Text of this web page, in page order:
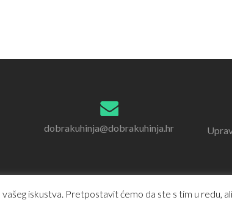
dobrakuhinja@dobrakuhinja.hr
iskustva. Pretpostavit ćemo da ste s tim u redu,